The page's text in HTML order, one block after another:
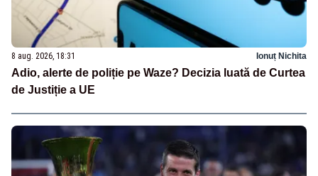
8 aug. 2026, 18:31 Ionuț Nichita
Adio, alerte de poliție pe Waze? Decizia luată de Curtea
de Justiție a UE